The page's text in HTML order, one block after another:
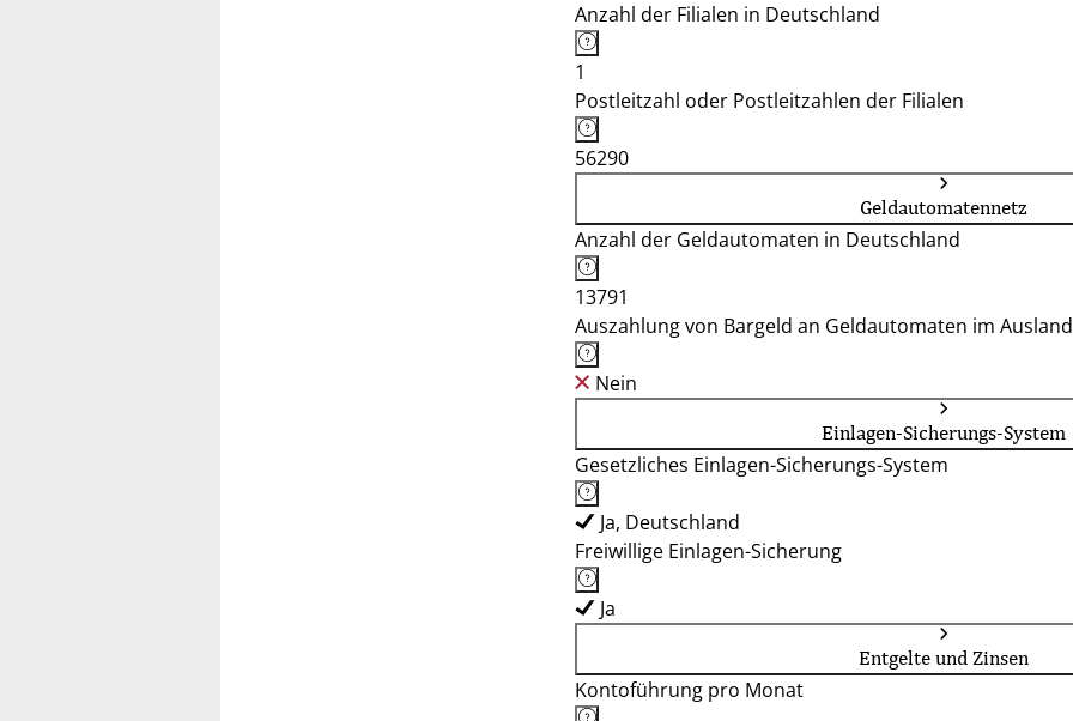
Anzahl der Filialen in Deutschland
1
Postleitzahl oder Postleitzahlen der Filialen
56290
Geldautomatennetz
Anzahl der Geldautomaten in Deutschland
13791
Auszahlung von Bargeld an Geldautomaten im
Nein
Einlagen-Sicherungs-System
Gesetzliches Einlagen-Sicherungs-System
Ja, Deutschland
Freiwillige Einlagen-Sicherung
Ja
Entgelte und Zinsen
Kontoführung pro Monat